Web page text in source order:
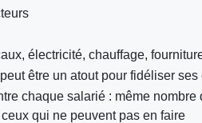
électricité, chauffage,
être un atout pour fidéliser
chaque salarié : même
qui ne peuvent pas en faire